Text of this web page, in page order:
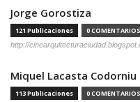
Jorge Gorostiza
121 Publicaciones 0 COMENTARIOS
http://
Miquel Lacasta Codorniu
113 Publicaciones 0 COMENTARIOS